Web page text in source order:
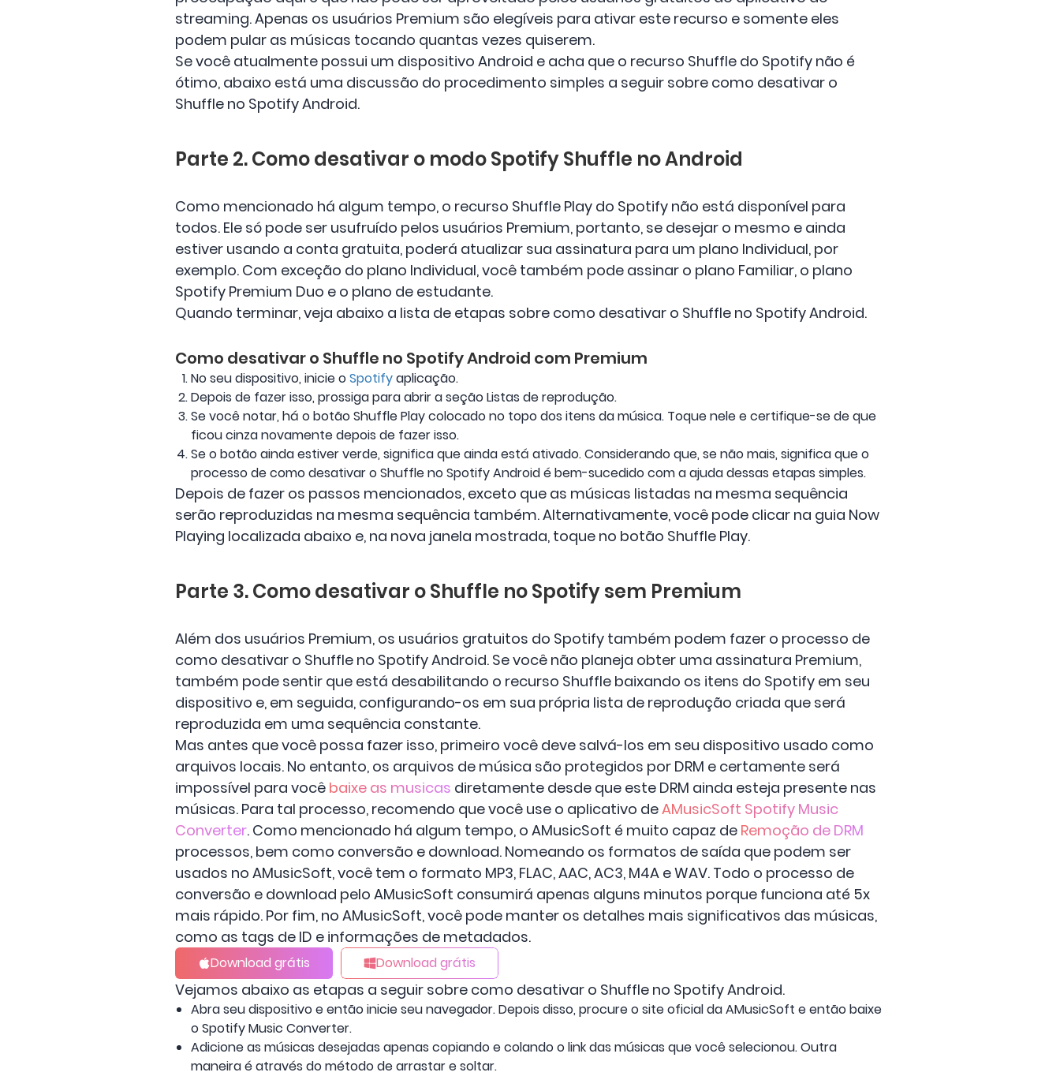
streaming. Apenas os usuários Premium são elegíveis para ativar este recurso e somente eles
podem pular as músicas tocando quantas vezes quiserem.
Se você atualmente possui um dispositivo Android e acha que o recurso Shuffle do Spotify não é
ótimo, abaixo está uma discussão do procedimento simples a seguir sobre como desativar o
Shuffle no Spotify Android.
Parte 2. Como desativar o modo Spotify Shuffle no Android
Como mencionado há algum tempo, o recurso Shuffle Play do Spotify não está disponível para
todos. Ele só pode ser usufruído pelos usuários Premium, portanto, se desejar o mesmo e ainda
estiver usando a conta gratuita, poderá atualizar sua assinatura para um plano Individual, por
exemplo. Com exceção do plano Individual, você também pode assinar o plano Familiar, o plano
Spotify Premium Duo e o plano de estudante.
Quando terminar, veja abaixo a lista de etapas sobre como desativar o Shuffle no Spotify Android.
Como desativar o Shuffle no Spotify Android com Premium
No seu dispositivo, inicie oSpotifyaplicação.
Depois de fazer isso, prossiga para abrir a seção Listas de reprodução.
Se você notar, há o botão Shuffle Play colocado no topo dos itens da música. Toque nele e certifique-se de que
ficou cinza novamente depois de fazer isso.
Se o botão ainda estiver verde, significa que ainda está ativado. Considerando que, se não mais, significa que o
processo de como desativar o Shuffle no Spotify Android é bem-sucedido com a ajuda dessas etapas simples.
Depois de fazer os passos mencionados, exceto que as músicas listadas na mesma sequência
serão reproduzidas na mesma sequência também. Alternativamente, você pode clicar na guia Now
Playing localizada abaixo e, na nova janela mostrada, toque no botão Shuffle Play.
Parte 3. Como desativar o Shuffle no Spotify sem Premium
Além dos usuários Premium, os usuários gratuitos do Spotify também podem fazer o processo de
como desativar o Shuffle no Spotify Android. Se você não planeja obter uma assinatura Premium,
também pode sentir que está desabilitando o recurso Shuffle baixando os itens do Spotify em seu
dispositivo e, em seguida, configurando-os em sua própria lista de reprodução criada que será
reproduzida em uma sequência constante.
Mas antes que você possa fazer isso, primeiro você deve salvá-los em seu dispositivo usado como
arquivos locais. No entanto, os arquivos de música são protegidos por DRM e certamente será
impossível para você baixe as musicas diretamente desde que este DRM ainda esteja presente nas
músicas. Para tal processo, recomendo que você use o aplicativo deAMusicSoft Spotify Music
Converter. Como mencionado há algum tempo, o AMusicSoft é muito capaz de Remoção de DRM
processos, bem como conversão e download. Nomeando os formatos de saída que podem ser
usados ​​no AMusicSoft, você tem o formato MP3, FLAC, AAC, AC3, M4A e WAV. Todo o processo de
conversão e download pelo AMusicSoft consumirá apenas alguns minutos porque funciona até 5x
mais rápido. Por fim, no AMusicSoft, você pode manter os detalhes mais significativos das músicas,
como as tags de ID e informações de metadados.
Download grátis Download grátis
Vejamos abaixo as etapas a seguir sobre como desativar o Shuffle no Spotify Android.
Abra seu dispositivo e então inicie seu navegador. Depois disso, procure o site oficial da AMusicSoft e então baixe
o Spotify Music Converter.
Adicione as músicas desejadas apenas copiando e colando o link das músicas que você selecionou. Outra
maneira é através do método de arrastar e soltar.